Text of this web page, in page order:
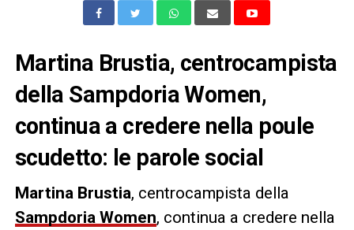
Martina Brustia, centrocampista
della Sampdoria Women,
continua a credere nella poule
scudetto: le parole social
Martina Brustia, centrocampista della
Sampdoria Women, continua a credere nella